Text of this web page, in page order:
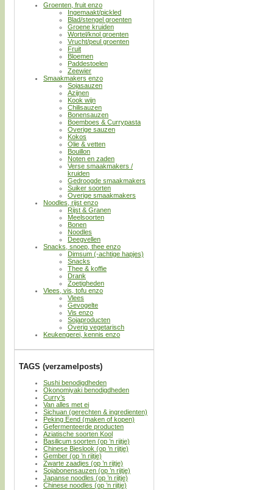
Groenten, fruit enzo
Ingemaakt/pickled
Blad/stengel groenten
Groene kruiden
Wortel/knol groenten
Vrucht/peul groenten
Fruit
Bloemen
Paddestoelen
Zeewier
Smaakmakers enzo
Sojasauzen
Azijnen
Kook wijn
Chilisauzen
Bonensauzen
Boemboes & Currypasta
Overige sauzen
Kokos
Olie & vetten
Bouillon
Noten en zaden
Verse smaakmakers /
kruiden
Gedroogde smaakmakers
Suiker soorten
Overige smaakmakers
Noodles, rijst enzo
Rijst & Granen
Meelsoorten
Bonen
Noodles
Deegvellen
Snacks, snoep, thee enzo
Dimsum (-achtige hapjes)
Snacks
Thee & koffie
Drank
Zoetigheden
Vlees, vis, tofu enzo
Vlees
Gevogelte
Vis enzo
Sojaproducten
Overig vegetarisch
Keukengerei, kennis enzo
TAGS (verzamelposts)
Sushi benodigdheden
Okonomiyaki benodigdheden
Curry’s
Van alles met ei
Sichuan (gerechten & ingredienten)
Peking Eend (maken of kopen)
Gefermenteerde producten
Aziatische soorten Kool
Basilicum soorten (op ’n rijtje)
Chinese Bieslook (op ’n rijtje)
Gember (op ’n rijtje)
Zwarte zaadjes (op ’n rijtje)
Sojabonensauzen (op ’n rijtje)
Japanse noodles (op ’n rijtje)
Chinese noodles (op ’n rijtje)